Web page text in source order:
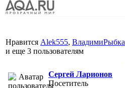
Нравится Alek555, ВладимиРыбка
и еще 3 пользователям
Сергей Ларионов
Посетитель